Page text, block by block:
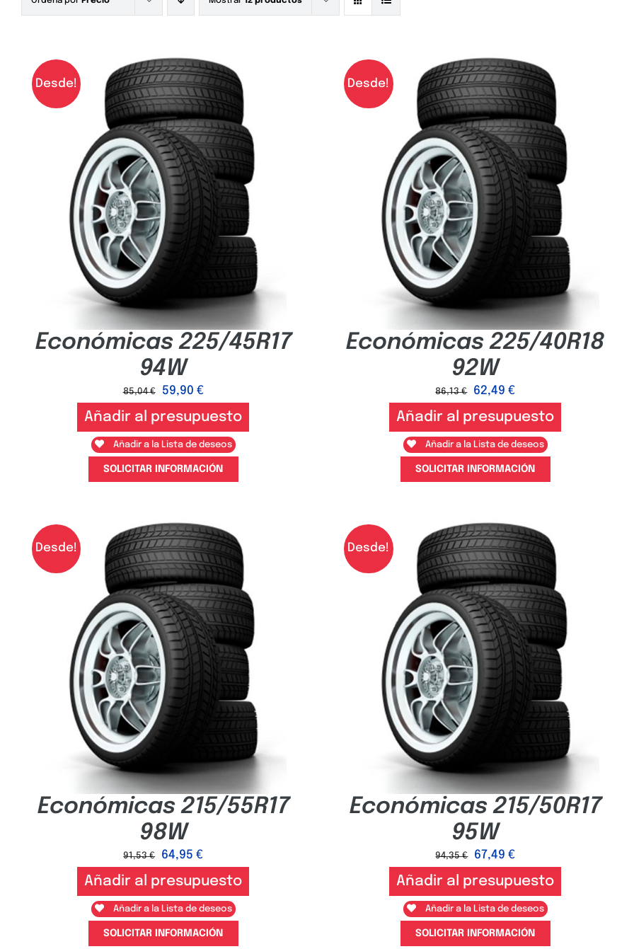
Desde!
Económicas 225/45R17
94W
85,04€ 59,90 €
Añadir al presupuesto
Añadir a la Lista de deseos
SOLICITAR INFORMACIÓN
Desde!
Económicas 225/40R18
92W
86,13€ 62,49€
Añadir al presupuesto
Añadir a la Lista de deseos
SOLICITAR INFORMACIÓN
Desde!
Económicas 215/55R17
98W
91,53€ 64,95€
Añadir al presupuesto
Añadir a la Lista de deseos
SOLICITAR INFORMACIÓN
Desde!
Económicas 215/50R17
95W
94,35€ 67,49€
Añadir al presupuesto
Añadir a la Lista de deseos
SOLICITAR INFORMACIÓN